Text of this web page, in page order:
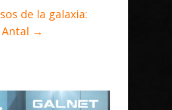
de la galaxia:
→